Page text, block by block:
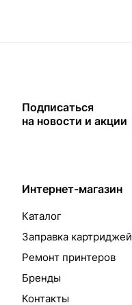
Подписаться
на новости и акции
Интернет-магазин
Каталог
Заправка картриджей
Ремонт принтеров
Бренды
Контакты